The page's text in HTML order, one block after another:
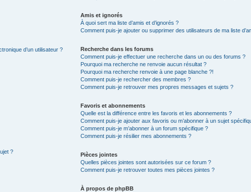
d’un utilisateur ?
?
Amis et ignorés
À quoi sert ma liste d’amis et d’ignorés ?
Comment puis-je ajouter ou supprimer des utilisateurs de ma liste
Recherche dans les forums
Comment puis-je effectuer une recherche dans un ou des forums ?
Pourquoi ma recherche ne renvoie aucun résultat ?
Pourquoi ma recherche renvoie à une page blanche ?!
Comment puis-je rechercher des membres ?
Comment puis-je retrouver mes propres messages et sujets ?
Favoris et abonnements
Quelle est la différence entre les favoris et les abonnements ?
Comment puis-je ajouter aux favoris ou m’abonner à un sujet
Comment puis-je m’abonner à un forum spécifique ?
Comment puis-je résilier mes abonnements ?
Pièces jointes
Quelles pièces jointes sont autorisées sur ce forum ?
Comment puis-je retrouver toutes mes pièces jointes ?
À propos de phpBB